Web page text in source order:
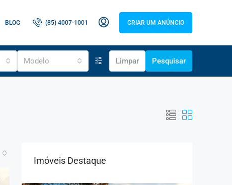
BLOG (85) 4007-1001 CRIAR UM ANÚNCIO
Modelo Limpar Pesquisar
Imóveis Destaque